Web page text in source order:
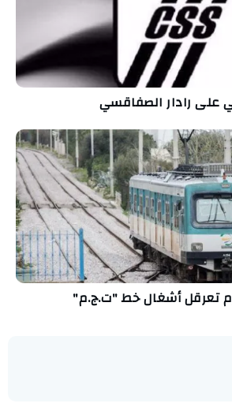
على رادار الصفاقسي
تعرقل أشغال خط "ت.ج.م"